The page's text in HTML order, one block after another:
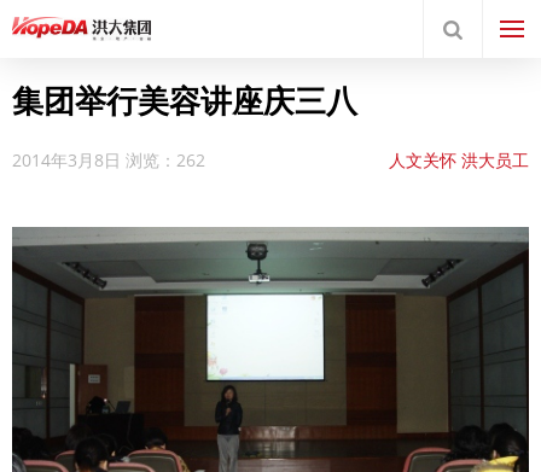
集团举行美容讲座庆三八
2014年3月8日 浏览：262 人文关怀 洪大员工